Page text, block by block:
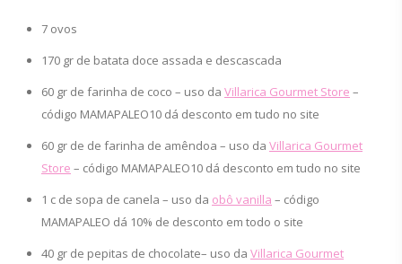
7 ovos
170 gr de batata doce assada e descascada
60 gr de farinha de coco – uso da Villarica Gourmet Store –
código MAMAPALEO10 dá desconto em tudo no site
60 gr de de farinha de amêndoa – uso da Villarica Gourmet
Store – código MAMAPALEO10 dá desconto em tudo no site
1 c de sopa de canela – uso da obô vanilla – código
MAMAPALEO dá 10% de desconto em todo o site
40 gr de pepitas de chocolate– uso da Villarica Gourmet